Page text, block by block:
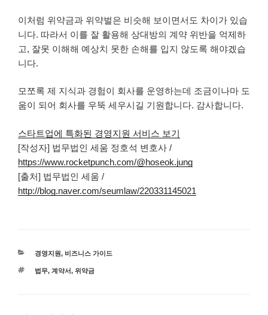
이처럼 위약금과 위약벌은 비슷해 보이면서도 차이가 있습
니다. 따라서 이를 잘 활용해 상대방의 계약 위반을 억제하
고, 잘못 이해해 예상치 못한 손해를 입지 않도록 해야겠습
니다.
모쪼록 제 지식과 경험이 회사를 운영하는데 조금이나마 도
움이 되어 회사를 우뚝 세우시길 기원합니다. 감사합니다.
스타트업에 특화된 경영지원 서비스 보기
[작성자] 법무법인 세움 정호석 변호사 /
https://www.rocketpunch.com/@hoseok.jung
[출처] 법무법인 세움 /
http://blog.naver.com/seumlaw/220331145021
카
고
경영지원, 비즈니스 가이드
태
법무, 계약서, 위약금